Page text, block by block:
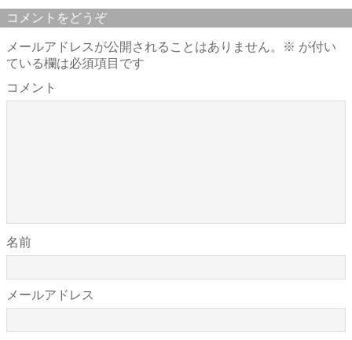
コメントをどうぞ
メールアドレスが公開されることはありません。 ※ が付い
ている欄は必須項目です
コメント
名前
メールアドレス